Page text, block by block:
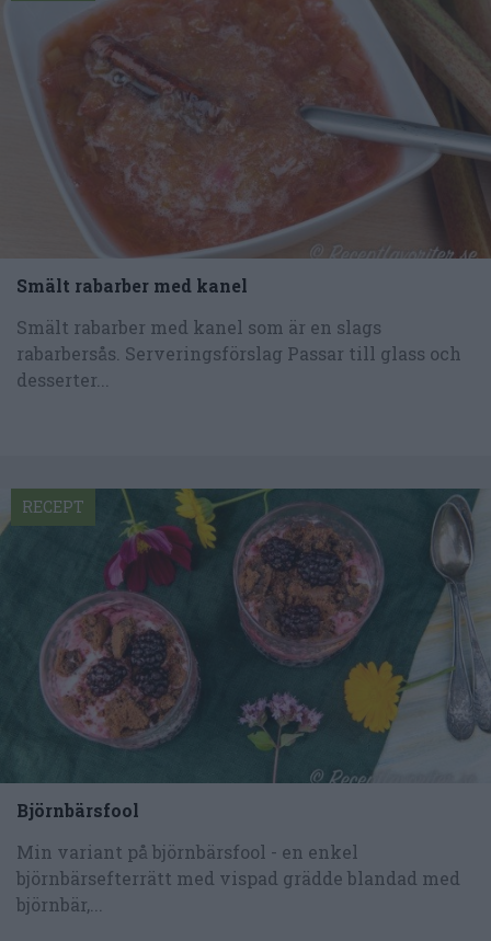
Smält rabarber med kanel
Smält rabarber med kanel som är en slags
rabarbersås. Serveringsförslag Passar till glass och
desserter...
Björnbärsfool
Min variant på björnbärsfool - en enkel
björnbärsefterrätt med vispad grädde blandad med
björnbär,...
RECEPT